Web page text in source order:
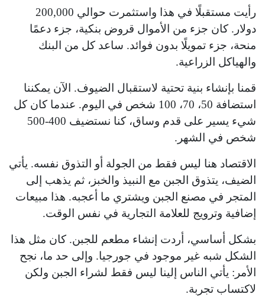
رأيت مستقبلًا في هذا واستثمرت حوالي 200,000
دولار. كان جزء من الأموال قروض بنكية، جزء دعمًا
منحة، جزء تمويلًا بدون فوائد. ساعد كل من البنك
والهياكل الزراعية.
قمنا بإنشاء بنية تحتية لاستقبال الضيوف. الآن يمكننا
استضافة 50، 70، 100 شخص في اليوم. عندما كان كل
شيء يسير على قدم وساق، كنا نستضيف 400-500
شخص في الشهر.
الاقتصاد هنا ليس فقط من الجولة أو التذوق نفسه. يأتي
الضيف، يتذوق الجبن مع النبيذ والخبز، ثم يذهب إلى
المتجر في مصنع الجبن ويشتري ما أعجبه. هذا مبيعات
إضافية وترويج للعلامة التجارية في نفس الوقت.
بشكل أساسي، أردت إنشاء مطعم للجبن. كان مثل هذا
الشكل شبه غير موجود في جورجيا. وإلى حد ما، نجح
الأمر: يأتي الناس إلينا ليس فقط لشراء الجبن ولكن
لاكتساب تجربة.